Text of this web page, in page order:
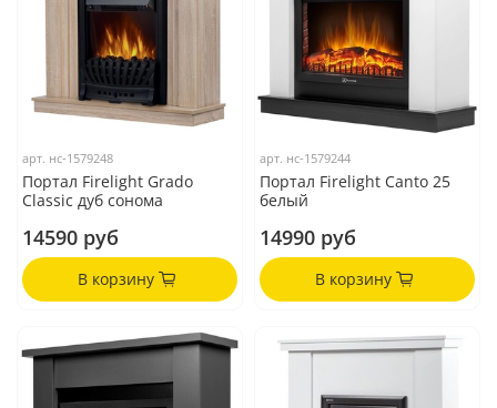
арт. нс-1579248
Портал Firelight Grado
Classic дуб сонома
14590 руб
В корзину
арт. нс-1579244
Портал Firelight Canto 25
белый
14990 руб
В корзину